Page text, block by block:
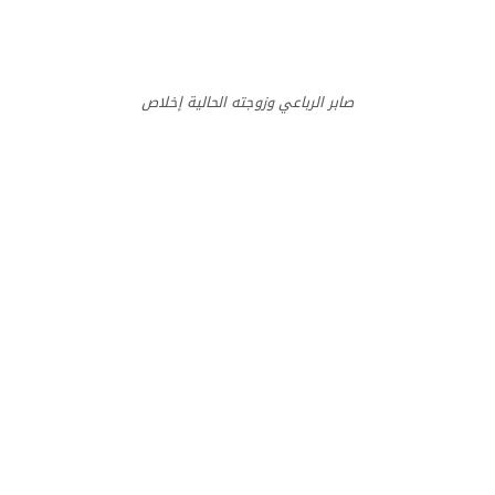
صابر الرباعي وزوجته الحالية إخلاص